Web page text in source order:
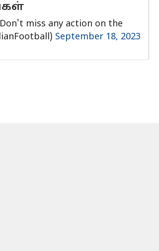
miss any action on the
September 18, 2023